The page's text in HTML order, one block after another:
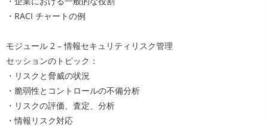
・RACI チャートの例
モジュール 2 – 情報セキュリティリスク管理
セッションのトピック：
・リスクと脅威の状況
・脆弱性とコントロールの不備分析
・リスクの評価、査定、分析
・情報リスク対応